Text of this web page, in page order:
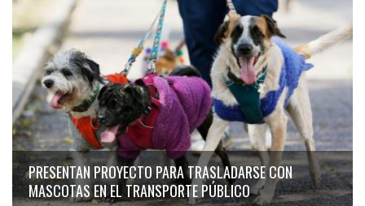
PRESENTAN PROYECTO PARA TRASLADARSE CON
MASCOTAS EN EL TRANSPORTE PÚBLICO